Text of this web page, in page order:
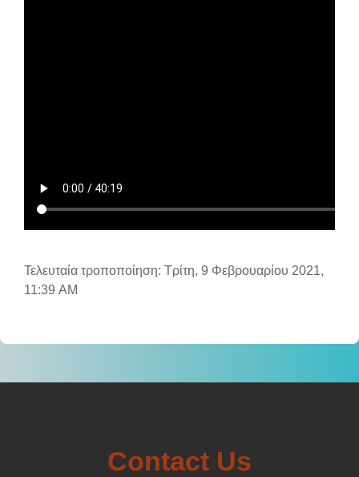
Τελευταία τροποποίηση: Τρίτη, 9 Φεβρουαρίου 2021,
11:39 AM
Contact Us